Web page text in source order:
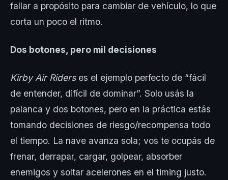
fallar a propósito para cambiar de vehículo, lo que
corta un poco el ritmo.
Dos botones, pero mil decisiones
Kirby Air Riderses el ejemplo perfecto de “fácil
de entender, difícil de dominar”. Solo usás la
palanca y dos botones, pero en la práctica estás
tomando decisiones de riesgo/recompensa todo
el tiempo. La nave avanza sola; vos te ocupás de
frenar, derrapar, cargar, golpear, absorber
enemigos y soltar acelerones en el timing justo.